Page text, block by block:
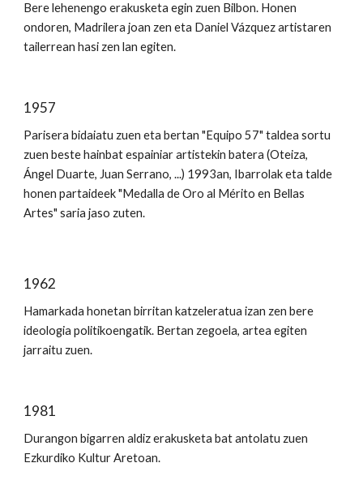
Bere lehenengo erakusketa egin zuen Bilbon. Honen
ondoren, Madrilera joan zen eta Daniel Vázquez artistaren
tailerrean hasi zen lan egiten.
1957
Parisera bidaiatu zuen eta bertan "Equipo 57" taldea sortu
zuen beste hainbat espainiar artistekin batera (Oteiza,
Ángel Duarte, Juan Serrano, ...) 1993an, Ibarrolak eta talde
honen partaideek "Medalla de Oro al Mérito en Bellas
Artes" saria jaso zuten.
1962
Hamarkada honetan birritan katzeleratua izan zen bere
ideologia politikoengatik. Bertan zegoela, artea egiten
jarraitu zuen.
1981
Durangon bigarren aldiz erakusketa bat antolatu zuen
Ezkurdiko Kultur Aretoan.